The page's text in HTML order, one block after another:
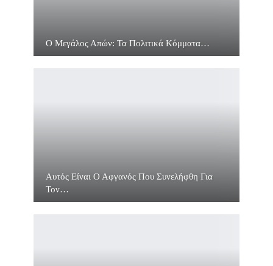
Ο Μεγάλος Απών: Τα Πολιτικά Κόμματα…
Αυτός Είναι Ο Αφγανός Που Συνελήφθη Για
Τον…